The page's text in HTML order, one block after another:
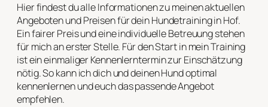
Hier findest du alle Informationen zu meinen aktuellen
Angeboten und Preisen für dein Hundetraining in Hof.
Ein fairer Preis und eine individuelle Betreuung stehen
für mich an erster Stelle. Für den Start in mein Training
ist ein einmaliger Kennenlerntermin zur Einschätzung
nötig. So kann ich dich und deinen Hund optimal
kennenlernen und euch das passende Angebot
empfehlen.